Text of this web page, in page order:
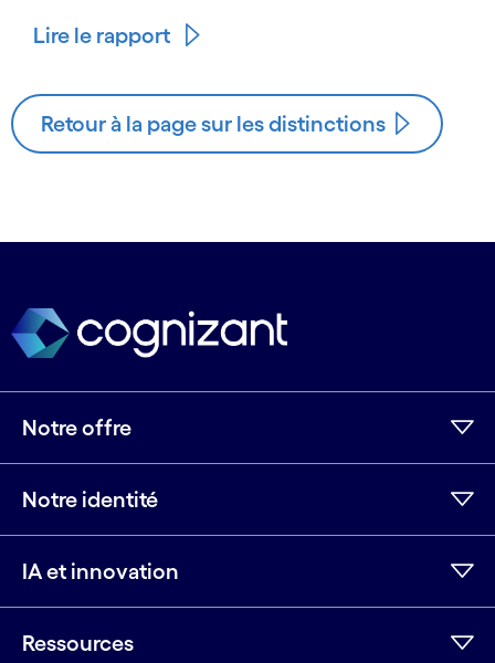
Lire le rapport
Retour à la page sur les distinctions
Notre offre
Notre identité
IA et innovation
Ressources